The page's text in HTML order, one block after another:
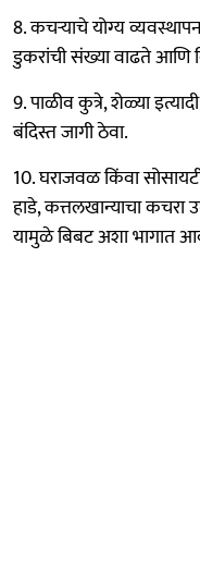
8. कचऱ्याचे योग्य
डुकरांची संख्या वाढते आणि
9. पाळीव कुत्रे, शेळ्या
बंदिस्त जागी ठेवा.
10. घराजवळ किंवा
हाडे, कत्तलखान्याचा कचरा
यामुळे बिबट अशा भागात